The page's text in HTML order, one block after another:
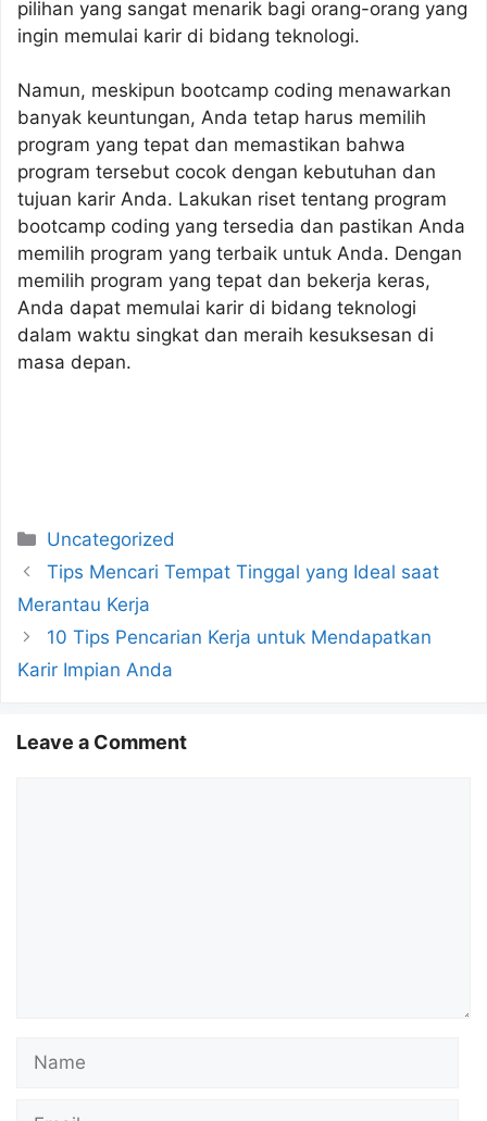
pilihan yang sangat menarik bagi orang-orang yang
ingin memulai karir di bidang teknologi.
Namun, meskipun bootcamp coding menawarkan
banyak keuntungan, Anda tetap harus memilih
program yang tepat dan memastikan bahwa
program tersebut cocok dengan kebutuhan dan
tujuan karir Anda. Lakukan riset tentang program
bootcamp coding yang tersedia dan pastikan Anda
memilih program yang terbaik untuk Anda. Dengan
memilih program yang tepat dan bekerja keras,
Anda dapat memulai karir di bidang teknologi
dalam waktu singkat dan meraih kesuksesan di
masa depan.
Categories
Uncategorized
Tips Mencari Tempat Tinggal yang Ideal saat
Merantau Kerja
10 Tips Pencarian Kerja untuk Mendapatkan
Karir Impian Anda
Leave a Comment
Name
Email